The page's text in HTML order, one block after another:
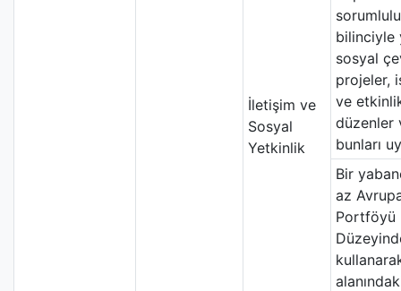
İletişim ve
Sosyal
Yetkinlik
bilinciyle
sosyal
projeler,
ve
düzenler
bunları
Bir
az
Portföyü